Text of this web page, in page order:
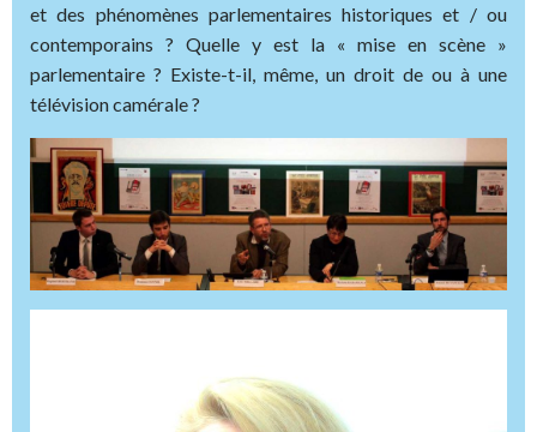
et des phénomènes parlementaires historiques et / ou
contemporains ? Quelle y est la « mise en scène »
parlementaire ? Existe-t-il, même, un droit de ou à une
télévision camérale ?